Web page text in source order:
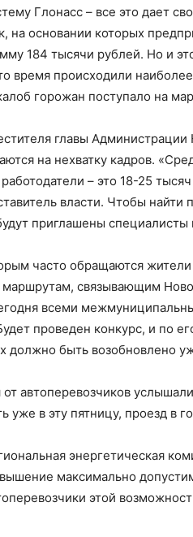
Глонасс – все это дает
на основании которых
184 тысячи рублей. Но и
время происходили
горожан поступало на
главы
на нехватку кадров.
– это 18-25
власти. Чтобы
приглашены специалисты
часто обращаются жители
маршрутам, связывающим
всеми
проведен конкурс, и по
должно быть возобновлено
автоперевозчиков
уже в эту пятницу, проезд в
энергетическая
максимально
этой